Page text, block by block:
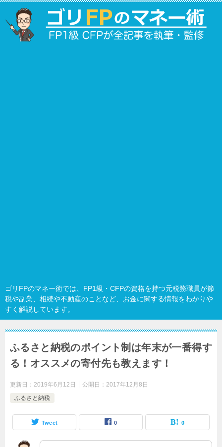
ゴリFPのマネー術では、FP1級・CFPの資格を持つ元税務職員が節
税や副業、相続や不動産のことなど、お金に関する情報をわかりや
すく解説しています。
ふるさと納税のポイント制は年末が一番得す
る！オススメの寄付先も教えます！
更新日： 2019年6月12日 公開日： 2017年12月8日
ふるさと納税
Tweet 0 0